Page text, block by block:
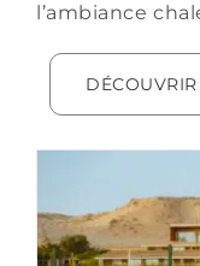
l’ambiance